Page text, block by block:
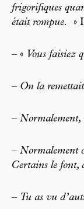
frigorifiques
était rompue.
»
– « Vous faisiez
– On la
– Normalement,
– Normalement
Certains le font,
– Tu as vu